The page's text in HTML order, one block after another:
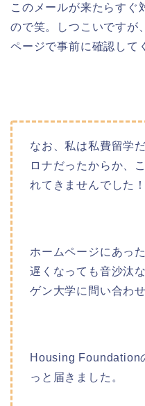
このメールが来たらすぐ
ので笑。しつこいですが
ページで事前に確認して
なお、私は私費留学
ロナだったからか、
れてきませんでした！
ホームページにあっ
遅くなっても音沙汰
ゲン大学に問い合わせ
Housing Foundation
っと届きました。